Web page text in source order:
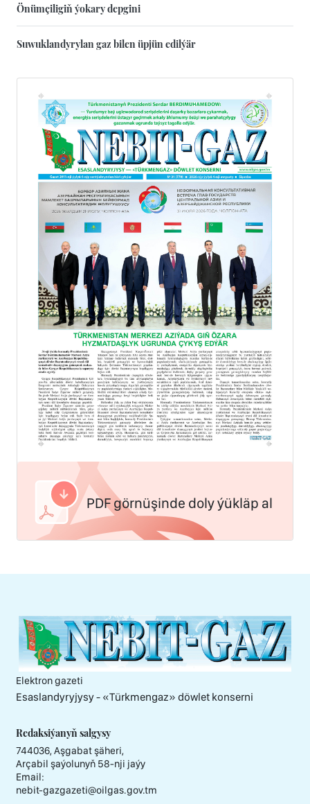
Önümçiligiň ýokary depgini
Suwuklandyrylan gaz bilen üpjün edilýär
PDF görnüşinde doly ýükläp al
Elektron gazeti
Esaslandyryjysy - «Тürkmengaz» döwlet konserni
Redaksiýanyň salgysy
744036, Aşgabat şäheri,
Arçabil şaýolunyň 58-nji jaýy
Email:
nebit-gazgazeti@oilgas.gov.tm